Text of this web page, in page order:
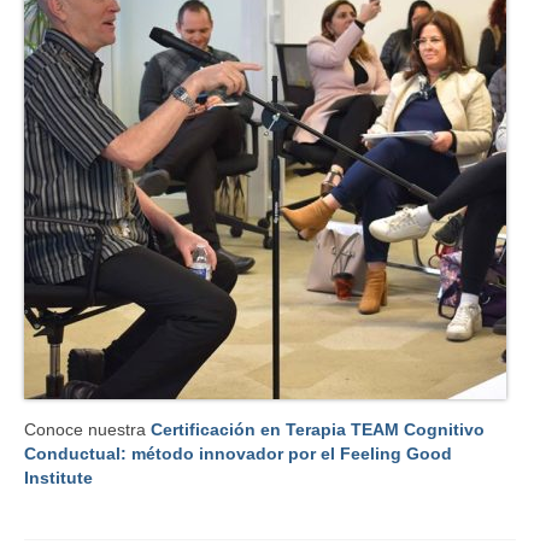
Conoce nuestra Certificación en Terapia TEAM Cognitivo
Conductual: método innovador por el Feeling Good
Institute